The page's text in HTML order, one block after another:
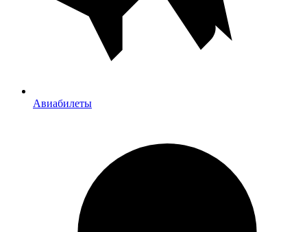
Авиабилеты